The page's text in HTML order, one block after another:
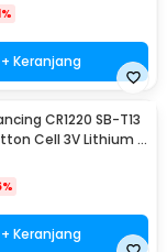
+ Keranjang
CR1220 SB-T13
Cell 3V Lithium 1
+ Keranjang